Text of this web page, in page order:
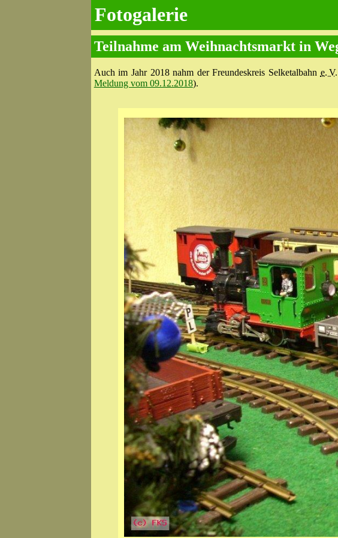
Fotogalerie
Teilnahme am Weihnachtsmarkt in
Auch im Jahr 2018 nahm der Freundeskreis Selketalbahn e. V.
Meldung vom 09.12.2018).